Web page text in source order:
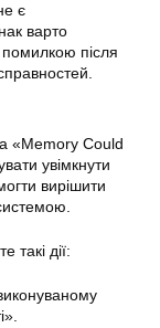
є
варто
після
«Memory Could
увімкнути
вирішити
такі дії: